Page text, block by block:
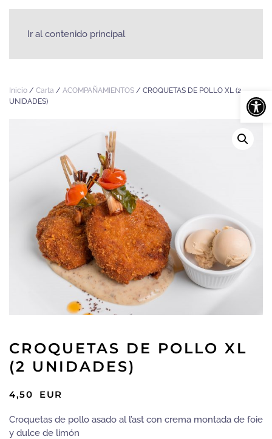
Ir al contenido principal
Inicio / Carta / ACOMPAÑAMIENTOS / CROQUETAS DE POLLO XL (2
UNIDADES)
CROQUETAS DE POLLO XL
(2 UNIDADES)
4,50 EUR
Croquetas de pollo asado al l’ast con crema montada de foie
y dulce de limón